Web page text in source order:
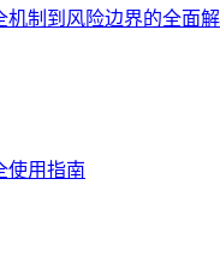
机制到风险边界的全面
使用指南